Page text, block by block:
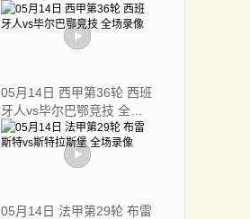
录像
05月14日 西甲第36轮 西班
牙人vs毕尔巴鄂竞技 全场
录像
05月14日 法甲第29轮 布雷